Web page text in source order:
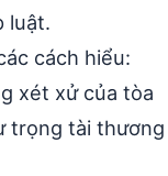
luật.
cách hiểu:
xét xử của tòa
trọng tài thương